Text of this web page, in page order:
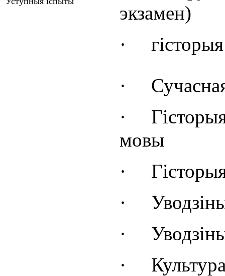
экзамен)
·
·
·
мовы
·
·
·
·